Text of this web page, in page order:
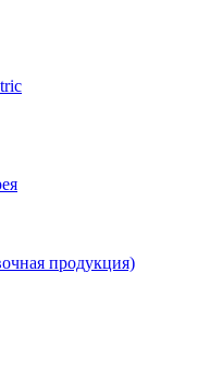
продукция)